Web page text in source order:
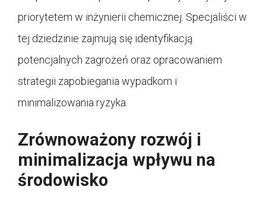
priorytetem w inżynierii chemicznej. Specjaliści w
tej dziedzinie zajmują się identyfikacją
potencjalnych zagrożeń oraz opracowaniem
strategii zapobiegania wypadkom i
minimalizowania ryzyka.
Zrównoważony rozwój i
minimalizacja wpływu na
środowisko